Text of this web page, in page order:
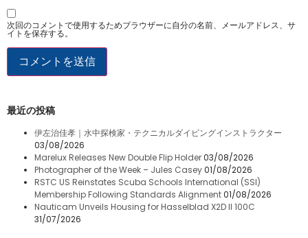
次回のコメントで使用するためブラウザーに自分の名前、メールアドレス、サ
イトを保存する。
最近の投稿
伊左治佳孝｜水中探検家・テクニカルダイビングインストラクター
03/08/2026
Marelux Releases New Double Flip Holder03/08/2026
Photographer of the Week – Jules Casey01/08/2026
RSTC US Reinstates Scuba Schools International (SSI)
Membership Following Standards Alignment01/08/2026
Nauticam Unveils Housing for Hasselblad X2D II 100C
31/07/2026